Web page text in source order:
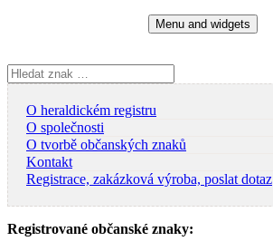
Menu and widgets
Vyhledávání
O heraldickém registru
O společnosti
O tvorbě občanských znaků
Kontakt
Registrace, zakázková výroba, poslat dotaz
Registrované občanské znaky: